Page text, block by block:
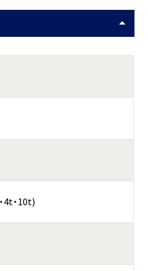
解体工事、外構工事、土木工事
に、千葉県佐倉市で創業３８年
構工事を行っており、施工技術
対策、安全対策も重要となり
4t・10t)